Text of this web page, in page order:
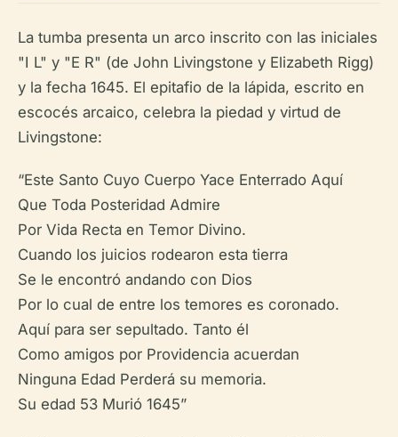
La tumba presenta un arco inscrito con las iniciales
"I L" y "E R" (de John Livingstone y Elizabeth Rigg)
y la fecha 1645. El epitafio de la lápida, escrito en
escocés arcaico, celebra la piedad y virtud de
Livingstone:
“Este Santo Cuyo Cuerpo Yace Enterrado Aquí
Que Toda Posteridad Admire
Por Vida Recta en Temor Divino.
Cuando los juicios rodearon esta tierra
Se le encontró andando con Dios
Por lo cual de entre los temores es coronado.
Aquí para ser sepultado. Tanto él
Como amigos por Providencia acuerdan
Ninguna Edad Perderá su memoria.
Su edad 53 Murió 1645”